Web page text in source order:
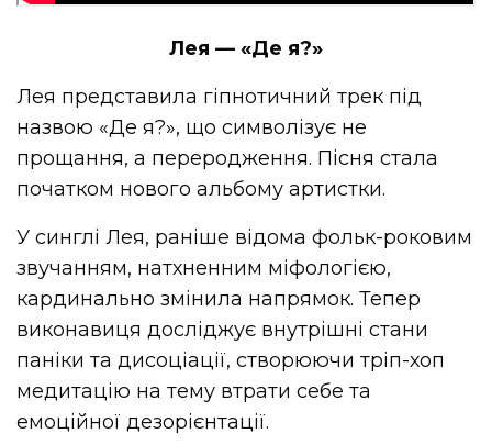
Лея — «Де я?»
Лея представила гіпнотичний трек під
назвою «Де я?», що символізує не
прощання, а переродження. Пісня стала
початком нового альбому артистки.
У синглі Лея, раніше відомафольк-роковим
звучанням, натхненним міфологією,
кардинально змінила напрямок. Тепер
виконавиця досліджує внутрішні стани
паніки та дисоціації, створюючитріп-хоп
медитацію на тему втрати себе та
емоційної дезорієнтації.